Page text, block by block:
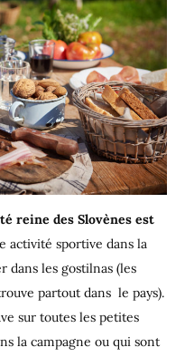
reine des Slovènes est
activité sportive dans la
dans les gostilnas (les
partout dans le pays).
sur toutes les petites
la campagne ou qui sont